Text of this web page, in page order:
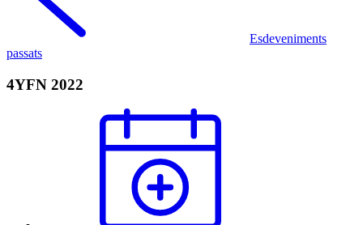
Esdeveniments
passats
4YFN 2022